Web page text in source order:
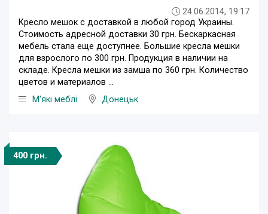
24.06.2014, 19:17
Кресло мешок с доставкой в любой город Украины.
Стоимость адресной доставки 30 грн. Бескаркасная
мебель стала еще доступнее. Большие кресла мешки
для взрослого по 300 грн. Продукция в наличии на
складе. Кресла мешки из замша по 360 грн. Количество
цветов и материалов ...
М'які меблі
Донецьк
400 грн.